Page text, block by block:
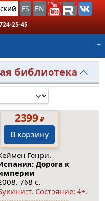
ES EN
25-45
библиотека
2399₽
В корзину
Генри.
Дорога к
768 с.
Состояние: 4+.